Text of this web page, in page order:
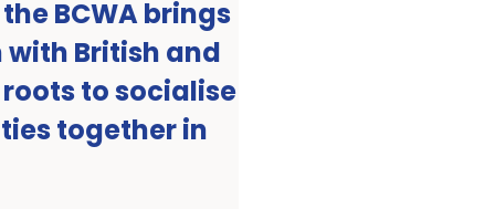
BCWA brings
British and
to socialise
together in